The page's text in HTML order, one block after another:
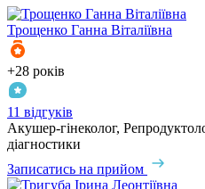
Трощенко Ганна Віталіївна
+28 років
11 відгуків
Акушер-гінеколог,
діагностики
Записатись на прийом